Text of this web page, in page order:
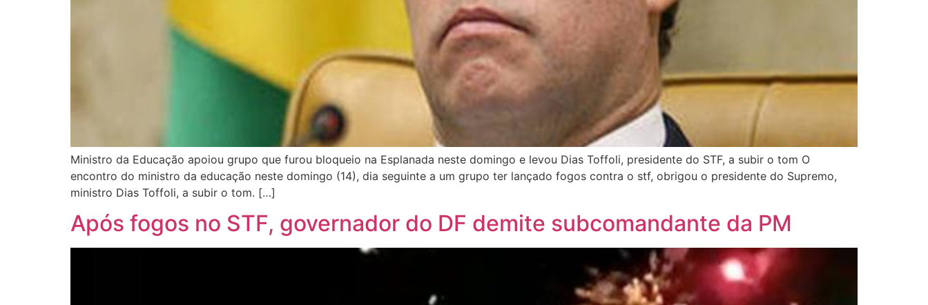
Ministro da Educação apoiou grupo que furou bloqueio na Esplanada neste domingo e levou Dias Toffoli, presidente do STF, a subir o tom O
encontro do ministro da educação neste domingo (14), dia seguinte a um grupo ter lançado fogos contra o stf, obrigou o presidente do Supremo,
ministro Dias Toffoli, a subir o tom. […]
Após fogos no STF, governador do DF demite subcomandante da PM